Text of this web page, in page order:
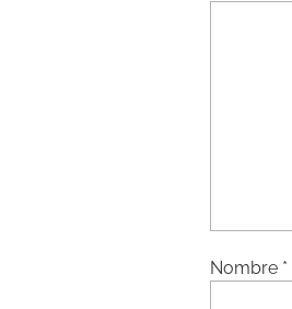
Nombre *